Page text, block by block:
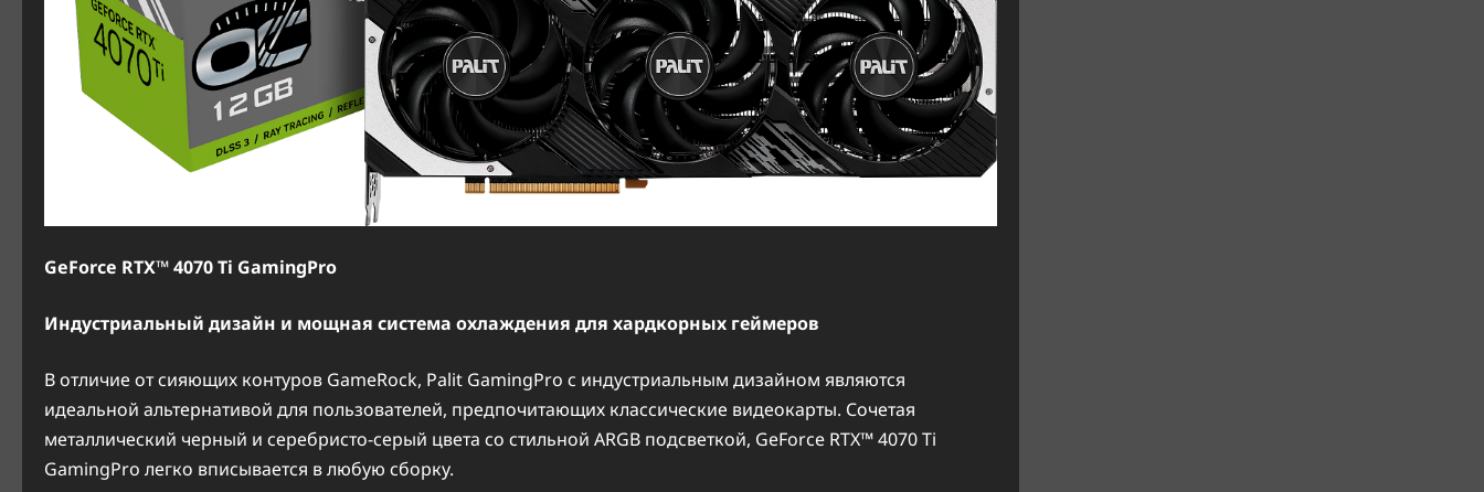
GeForce RTX™ 4070Ti GamingPro
Индустриальный дизайн и мощная система охлаждения для хардкорных геймеров
В отличие от сияющих контуров GameRock, Palit GamingPro с индустриальным дизайном являются
идеальной альтернативой для пользователей, предпочитающих классические видеокарты. Сочетая
металлический черный и серебристо-серый цвета со стильной ARGB подсветкой, GeForce RTX™ 4070 Ti
GamingPro легко вписывается в любую сборку.